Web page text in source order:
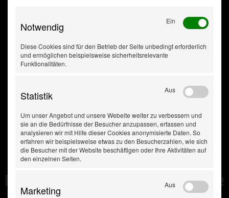
Diese Produkte haben Sie
Notwendig Ein
Diese Cookies sind für den Betrieb der Seite unbedingt erforderlich
und ermöglichen beispielsweise sicherheitsrelevante
Funktionalitäten.
Statistik Aus
Um unser Angebot und unsere Webeite weiter zu verbessern und
sie an die Bedürfnisse der Besucher anzupassen, erfassen und
analysieren wir mit Hilfe dieser Cookies anonymisierte Daten. So
erfahren wir beispielsweise etwas zu den Besucherzahlen, wie sich
die Besucher mit der Website beschäftigen oder Ihre Aktivitäten auf
den einzelnen Seiten.
Marketing Aus